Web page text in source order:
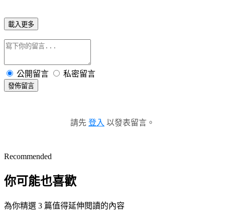
載入更多
公開留言 私密留言
發佈留言
請先 登入 以發表留言。
Recommended
你可能也喜歡
為你精選 3 篇值得延伸閱讀的內容